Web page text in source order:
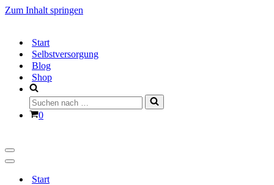
Zum Inhalt springen
Start
Selbstversorgung
Blog
Shop
Suchen
nach …
Warenkorb
0
Navigationsmenü
Navigationsmenü
Start